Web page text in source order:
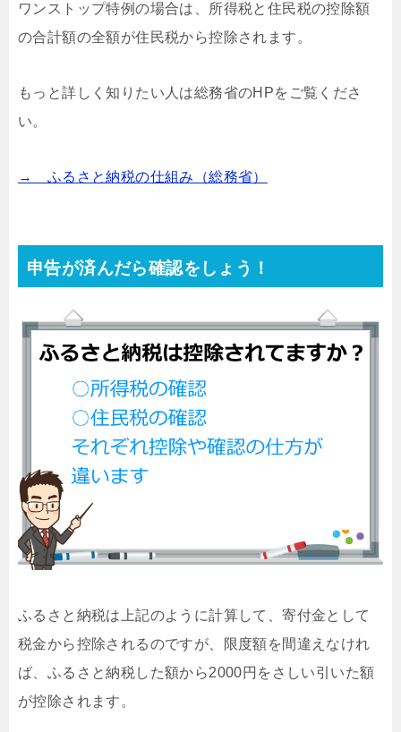
ワンストップ特例の場合は、所得税と住民税の控除額
の合計額の全額が住民税から控除されます。
もっと詳しく知りたい人は総務省のHPをご覧くださ
い。
→ ふるさと納税の仕組み（総務省）
申告が済んだら確認をしょう！
ふるさと納税は上記のように計算して、寄付金として
税金から控除されるのですが、限度額を間違えなけれ
ば、ふるさと納税した額から2000円をさしい引いた額
が控除されます。